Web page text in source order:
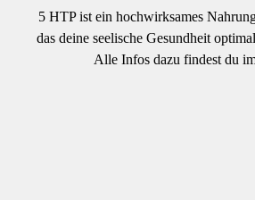
5 HTP ist ein hochwirksames
das deine seelische Gesundheit
Alle Infos dazu findest du